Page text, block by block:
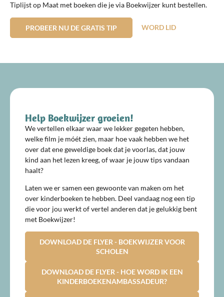
Tiplijst op Maat met boeken die je via Boekwijzer kunt bestellen.
PROBEER NU DE GRATIS TIP WORD LID
Help Boekwijzer groeien!
We vertellen elkaar waar we lekker gegeten hebben,
welke film je móét zien, maar hoe vaak hebben we het
over dat ene geweldige boek dat je voorlas, dat jouw
kind aan het lezen kreeg, of waar je jouw tips vandaan
haalt?
Laten we er samen een gewoonte van maken om het
over kinderboeken te hebben. Deel vandaag nog een tip
die voor jou werkt of vertel anderen dat je gelukkig bent
met Boekwijzer!
DOWNLOAD DE FLYER - BOEKWIJZER VOOR
SCHOLEN
DOWNLOAD DE FLYER - HOE WORD IK EEN
KINDERBOEKENAMBASSADEUR?